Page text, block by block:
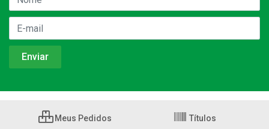
Meus Pedidos Títulos